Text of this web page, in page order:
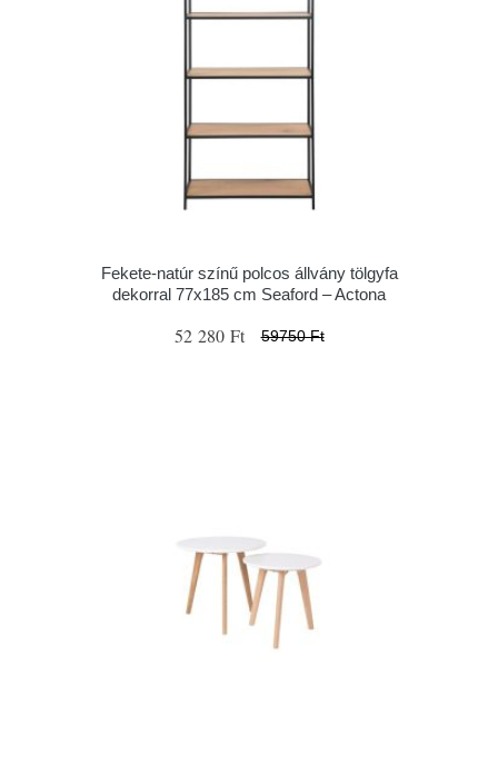
Fekete-natúr színű polcos állvány tölgyfa
dekorral 77x185 cm Seaford – Actona
52 280 Ft 59750 Ft